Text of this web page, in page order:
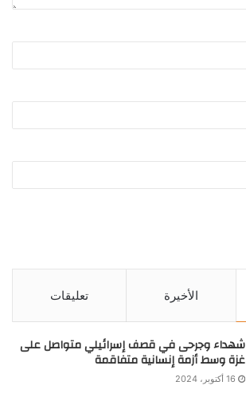
الأخيرة تعليقات
شهداء وجرحى في قصف إسرائيلي متواصل على
غزة وسط أزمة إنسانية متفاقمة
16 أكتوبر، 2024